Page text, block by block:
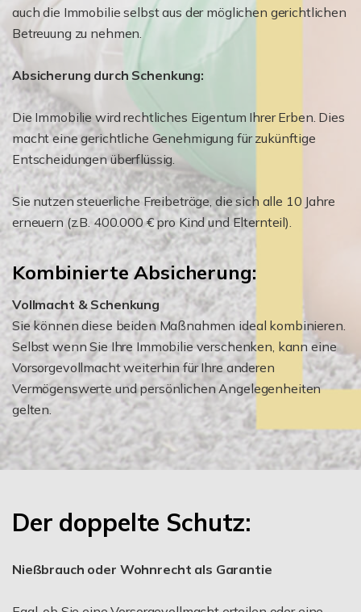
auch die Immobilie selbst aus der möglichen gerichtlichen
Betreuung zu nehmen.
Absicherung durch Schenkung:
Die Immobilie wird rechtliches Eigentum Ihrer Erben. Dies
macht eine gerichtliche Genehmigung für zukünftige
Entscheidungen überflüssig.
Sie nutzen steuerliche Freibeträge, die sich alle 10 Jahre
erneuern (z.B. 400.000 € pro Kind und Elternteil).
Kombinierte Absicherung:
Vollmacht & Schenkung
Sie können diese beiden Maßnahmen ideal kombinieren.
Selbst wenn Sie Ihre Immobilie verschenken, kann eine
Vorsorgevollmacht weiterhin für Ihre anderen
Vermögenswerte und persönlichen Angelegenheiten
gelten.
Der doppelte Schutz:
Nießbrauch oder Wohnrecht als Garantie